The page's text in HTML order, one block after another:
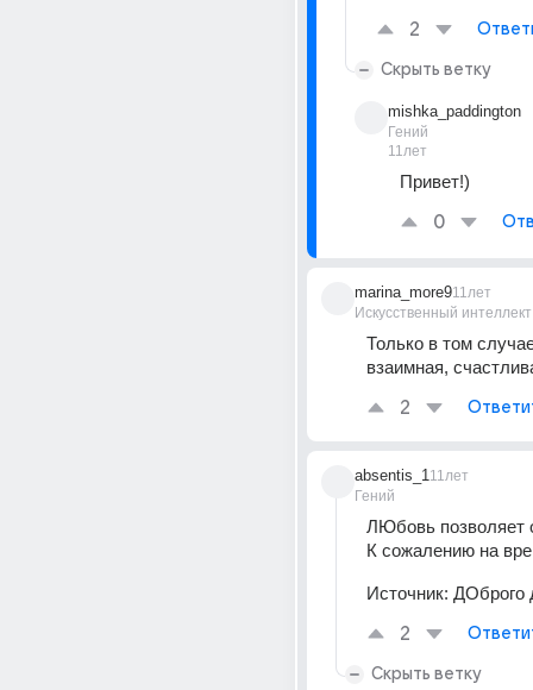
2
Скрыть ветку
mishka_paddington
Гений
11лет
Привет!)
0
marina_more9
Искусственный интеллект
11лет
Только в том
взаимная,
2
absentis_1
Гений
11лет
ЛЮбовь позволяет
К сожалению на
Источник: ДОброго
2
Скрыть ветку